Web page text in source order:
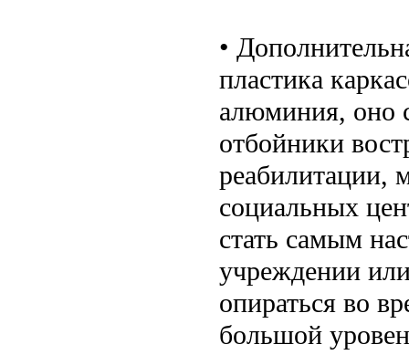
•
пластика
алюминия, оно
отбойники
реабилитации,
социальных
стать самым
учреждении
опираться во
большой